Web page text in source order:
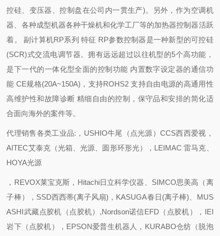
控硅、变压器、控制盘在公司内一贯生产)。另外，作为空调机
器、各种成型机器各种干燥机和化学工厂等的加热器控制器活跃
着。 副计算机RP系列 特征 RP参数控制器是一种新型的可控硅
(SCR)式交流电调节器。拥有远远超过以往机型的5个高功能，
是下一代的一体化型全面的控制功能 内置数字设定器的通信功
能 CE规格(20A~150A)，支持ROHS2 支持自由电源的高通用性
高维护性和故障诊断 精细自由的控制，保守品和安排的简化适
合面向海外的案件等。
代理销售各类工业品:，USHIO牛尾（点光源）CCS西西爱视，
AITEC艾泰克（光箱、光源、圆形环形光），LEIMAC 雷马克、
HOYA光源
，REVOX莱宝克斯，Hitachi日立科学仪器、SIMCO思美高（离
子棒），SSD西西蒂(离子风扇)，KASUGA春日(离子棒)、MUS
ASHI武藏点胶机（点胶机）,Nordson诺信EFD（点胶机），IEI
岩下（点胶机），EPSON爱普生机器人，KURABO仓纺（脱泡